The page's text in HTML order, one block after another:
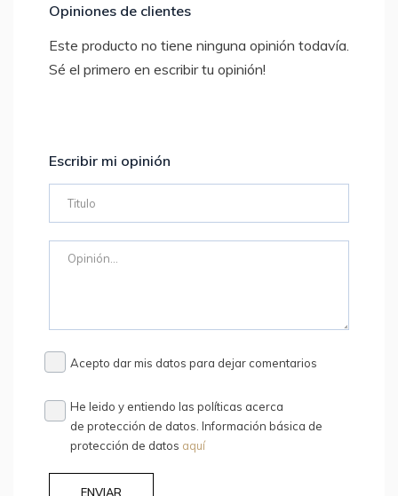
Opiniones de clientes
Este producto no tiene ninguna opinión todavía.
Sé el primero en escribir tu opinión!
Escribir mi opinión
Acepto dar mis datos para dejar comentarios
He leido y entiendo las políticas acerca
de protección de datos. Información básica de
protección de datos aquí
ENVIAR